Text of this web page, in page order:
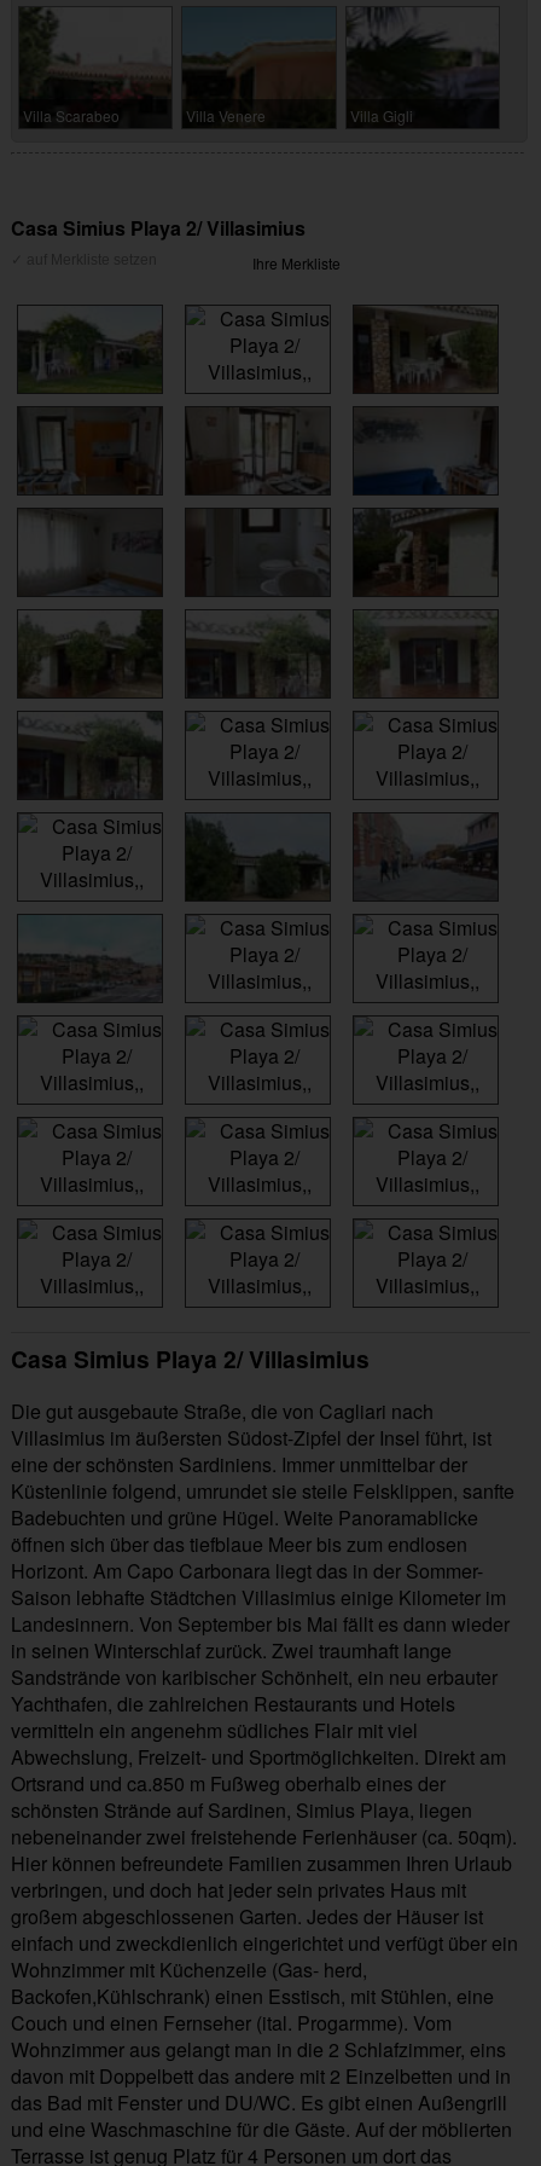
Villa Scarabeo Villa Venere Villa Gigli
Casa Simius Playa 2/ Villasimius
Ihre Merkliste
Casa Simius Playa 2/ Villasimius
Die gut ausgebaute Straße, die von Cagliari nach
Villasimius im äußersten Südost-Zipfel der Insel führt, ist
eine der schönsten Sardiniens. Immer unmittelbar der
Küstenlinie folgend, umrundet sie steile Felsklippen, sanfte
Badebuchten und grüne Hügel. Weite Panoramablicke
öffnen sich über das tiefblaue Meer bis zum endlosen
Horizont. Am Capo Carbonara liegt das in der Sommer-
Saison lebhafte Städtchen Villasimius einige Kilometer im
Landesinnern. Von September bis Mai fällt es dann wieder
in seinen Winterschlaf zurück. Zwei traumhaft lange
Sandstrände von karibischer Schönheit, ein neu erbauter
Yachthafen, die zahlreichen Restaurants und Hotels
vermitteln ein angenehm südliches Flair mit viel
Abwechslung, Freizeit- und Sportmöglichkeiten. Direkt am
Ortsrand und ca.850 m Fußweg oberhalb eines der
schönsten Strände auf Sardinen, Simius Playa, liegen
nebeneinander zwei freistehende Ferienhäuser (ca. 50qm).
Hier können befreundete Familien zusammen Ihren Urlaub
verbringen, und doch hat jeder sein privates Haus mit
großem abgeschlossenen Garten. Jedes der Häuser ist
einfach und zweckdienlich eingerichtet und verfügt über ein
Wohnzimmer mit Küchenzeile (Gas- herd,
Backofen,Kühlschrank) einen Esstisch, mit Stühlen, eine
Couch und einen Fernseher (ital. Progarmme). Vom
Wohnzimmer aus gelangt man in die 2 Schlafzimmer, eins
davon mit Doppelbett das andere mit 2 Einzelbetten und in
das Bad mit Fenster und DU/WC. Es gibt einen Außengrill
und eine Waschmaschine für die Gäste. Auf der möblierten
Terrasse ist genug Platz für 4 Personen um dort das